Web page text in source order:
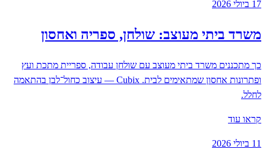
17 ביולי 2026
משרד ביתי מעוצב: שולחן, ספריה ואחסון
כך מתכננים משרד ביתי מעוצב עם שולחן עבודה, ספריית מתכת ועץ
ופתרונות אחסון שמתאימים לבית. Cubix — עיצוב כחול־לבן בהתאמה
לחלל.
קראו עוד
11 ביולי 2026